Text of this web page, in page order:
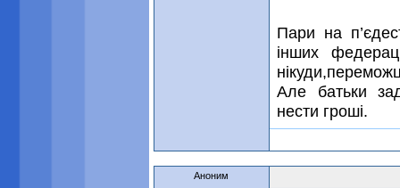
Пари на
інших
Але батьки
нести гроші.
Аноним